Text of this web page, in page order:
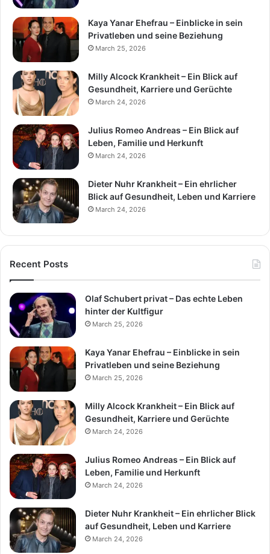
Kaya Yanar Ehefrau – Einblicke in sein
Privatleben und seine Beziehung
March 25, 2026
Milly Alcock Krankheit – Ein Blick auf
Gesundheit, Karriere und Gerüchte
March 24, 2026
Julius Romeo Andreas – Ein Blick auf
Leben, Familie und Herkunft
March 24, 2026
Dieter Nuhr Krankheit – Ein ehrlicher
Blick auf Gesundheit, Leben und Karriere
March 24, 2026
Recent Posts
Olaf Schubert privat – Das echte Leben
hinter der Kultfigur
March 25, 2026
Kaya Yanar Ehefrau – Einblicke in sein
Privatleben und seine Beziehung
March 25, 2026
Milly Alcock Krankheit – Ein Blick auf
Gesundheit, Karriere und Gerüchte
March 24, 2026
Julius Romeo Andreas – Ein Blick auf
Leben, Familie und Herkunft
March 24, 2026
Dieter Nuhr Krankheit – Ein ehrlicher Blick
auf Gesundheit, Leben und Karriere
March 24, 2026